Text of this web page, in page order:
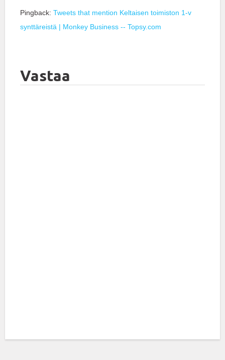
Pingback: Tweets that mention Keltaisen toimiston 1-v
synttäreistä | Monkey Business -- Topsy.com
Vastaa